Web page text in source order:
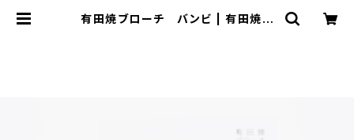
有田焼ブローチ バンビ | 有田焼ア